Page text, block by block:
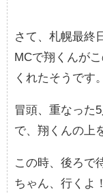
さて、札幌最終
MCで翔くんが
くれたそうです。
冒頭、重なった
で、翔くんの上
この時、後ろで
ちゃん、行くよ